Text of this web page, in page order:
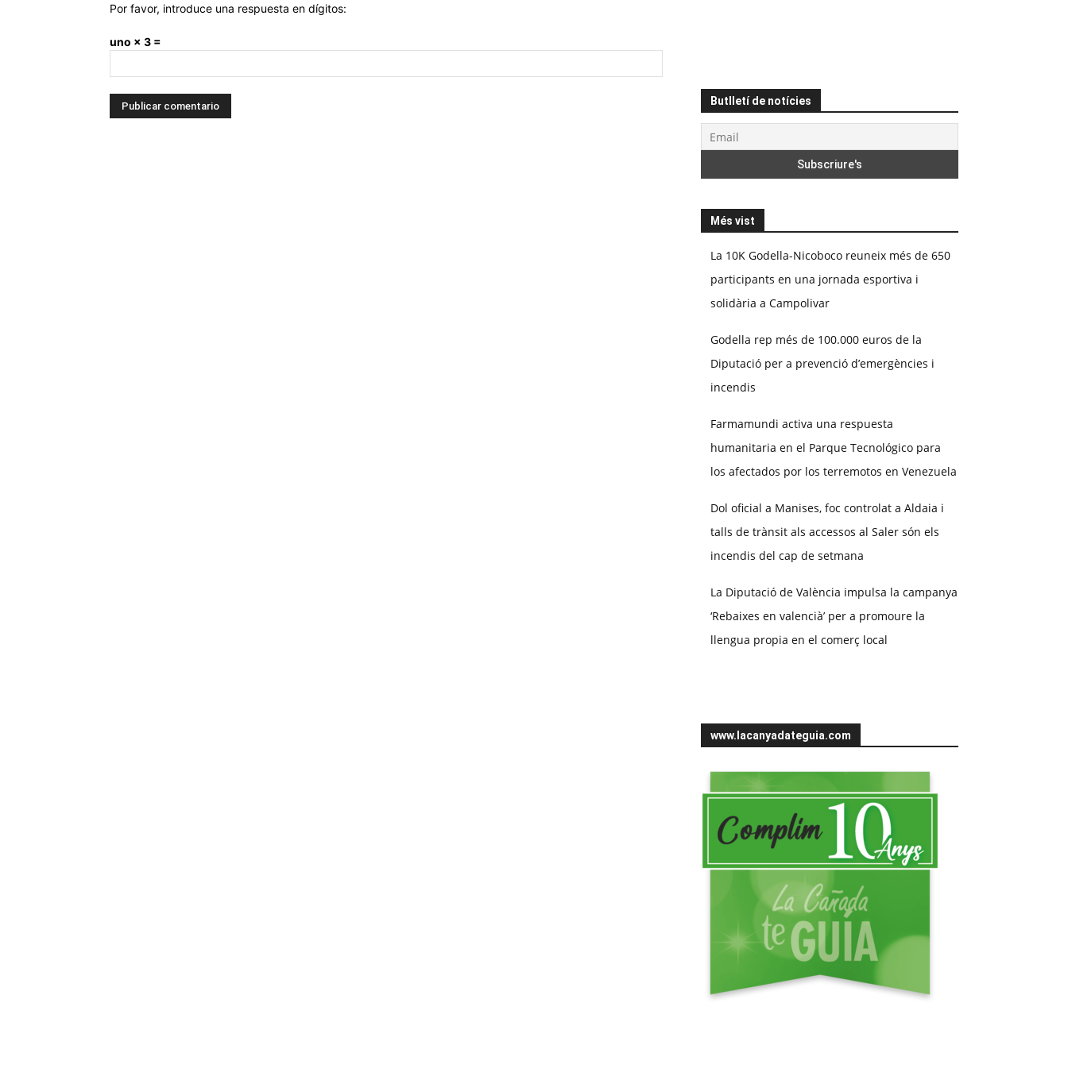
Por favor, introduce una respuesta en dígitos:
uno × 3 =
Butlletí de notícies
Més vist
La 10K Godella-Nicoboco reuneix més de 650
participants en una jornada esportiva i
solidària a Campolivar
Godella rep més de 100.000 euros de la
Diputació per a prevenció d’emergències i
incendis
Farmamundi activa una respuesta
humanitaria en el Parque Tecnológico para
los afectados por los terremotos en Venezuela
Dol oficial a Manises, foc controlat a Aldaia i
talls de trànsit als accessos al Saler són els
incendis del cap de setmana
La Diputació de València impulsa la campanya
‘Rebaixes en valencià’ per a promoure la
llengua propia en el comerç local
www.lacanyadateguia.com